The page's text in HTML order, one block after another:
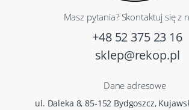
Masz pytania? Skontaktuj się z
+48 52 375 23 16
sklep@rekop.pl
Dane adresowe
ul. Daleka 8, 85-152 Bydgoszcz,